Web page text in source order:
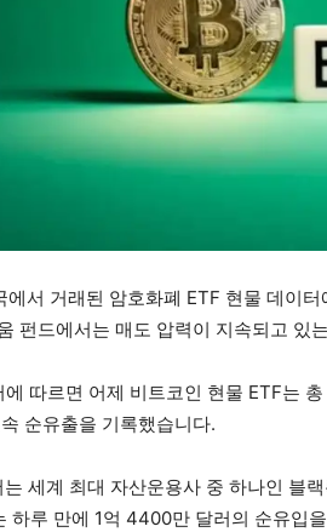
에서 거래된 암호화폐 ETF 현물 데이
펀드에서는 매도 압력이 지속되고 있
따르면 어제 비트코인 현물 ETF는
순유출을 기록했습니다.
세계 최대 자산운용사 중 하나인 블
하루 만에 1억 4400만 달러의 순유입